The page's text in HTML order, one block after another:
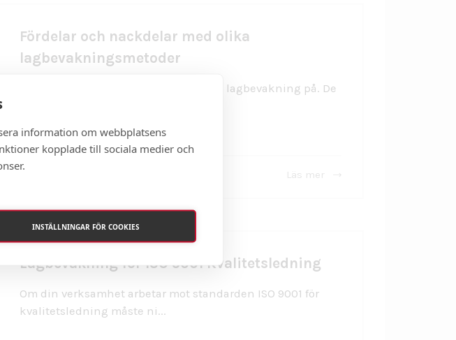
information om webbplatsens
kopplade till sociala medier och
INSTÄLLNINGAR FÖR COOKIES
Fördelar och nackdelar med olika
lagbevakningsmetoder
Det finns olika metoder att genomföra lagbevakning på. De
Läs mer
Lagbevakning för ISO 9001 Kvalitetsledning
Om din verksamhet arbetar mot standarden ISO 9001 för
kvalitetsledning måste ni...